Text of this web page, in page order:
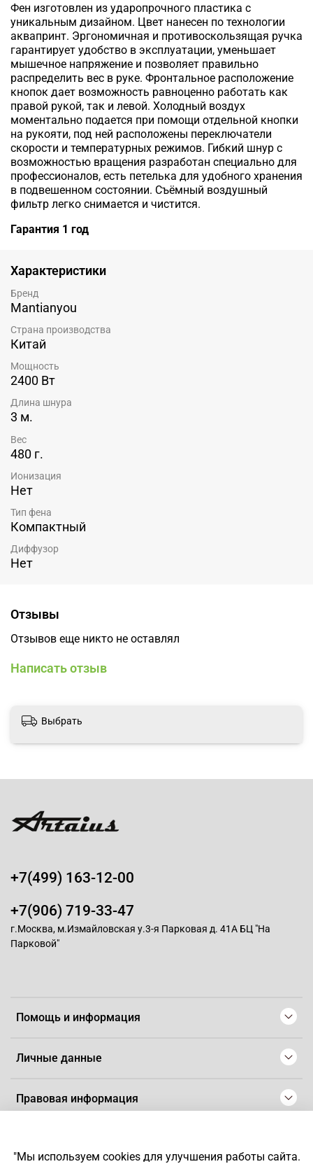
Фен изготовлен из ударопрочного пластика с
уникальным дизайном. Цвет нанесен по технологии
аквапринт. Эргономичная и противоскользящая ручка
гарантирует удобство в эксплуатации, уменьшает
мышечное напряжение и позволяет правильно
распределить вес в руке. Фронтальное расположение
кнопок дает возможность равноценно работать как
правой рукой, так и левой. Холодный воздух
моментально подается при помощи отдельной кнопки
на рукояти, под ней расположены переключатели
скорости и температурных режимов. Гибкий шнур с
возможностью вращения разработан специально для
профессионалов, есть петелька для удобного хранения
в подвешенном состоянии. Съёмный воздушный
фильтр легко снимается и чистится.
Гарантия 1 год
Характеристики
Бренд
Mantianyou
Страна производства
Китай
Мощность
2400 Вт
Длина шнура
3 м.
Вес
480 г.
Ионизация
Нет
Тип фена
Компактный
Диффузор
Нет
Отзывы
Отзывов еще никто не оставлял
Написать отзыв
Выбрать
Помощь и информация
Личные данные
Правовая информация
+7(499) 163-12-00
+7(906) 719-33-47
г.Москва, м.Измайловская у.3-я Парковая д. 41А БЦ "На
Парковой"
"Мы используем cookies для улучшения работы сайта.